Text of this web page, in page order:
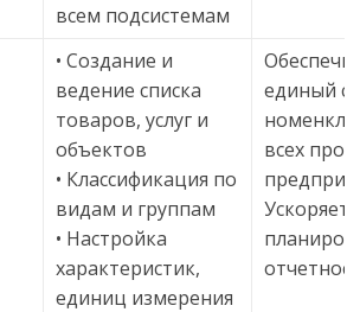
всем подсистемам
• Создание и
ведение списка
товаров, услуг и
объектов
• Классификация по
видам и группам
• Настройка
характеристик,
единиц измерения
единый
всех
Ускоряет